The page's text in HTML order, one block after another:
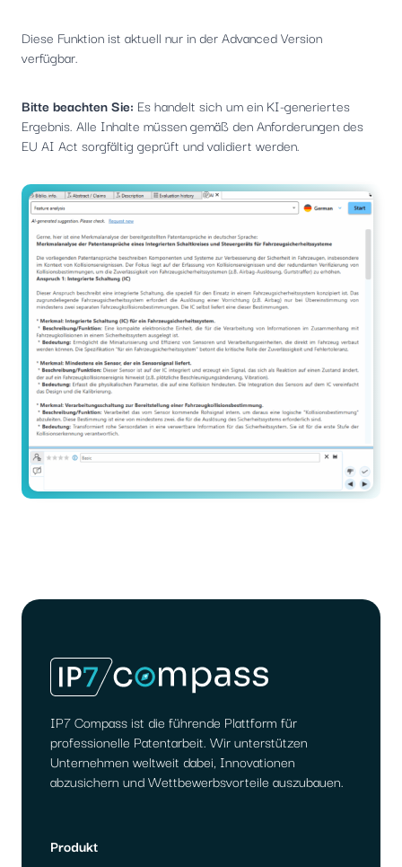
Diese Funktion ist aktuell nur in der Advanced Version
verfügbar.
Bitte beachten Sie: Es handelt sich um ein KI-generiertes
Ergebnis. Alle Inhalte müssen gemäß den Anforderungen des
EU AI Act sorgfältig geprüft und validiert werden.
IP7 Compass ist die führende Plattform für
professionelle Patentarbeit. Wir unterstützen
Unternehmen weltweit dabei, Innovationen
abzusichern und Wettbewerbsvorteile auszubauen.
Produkt